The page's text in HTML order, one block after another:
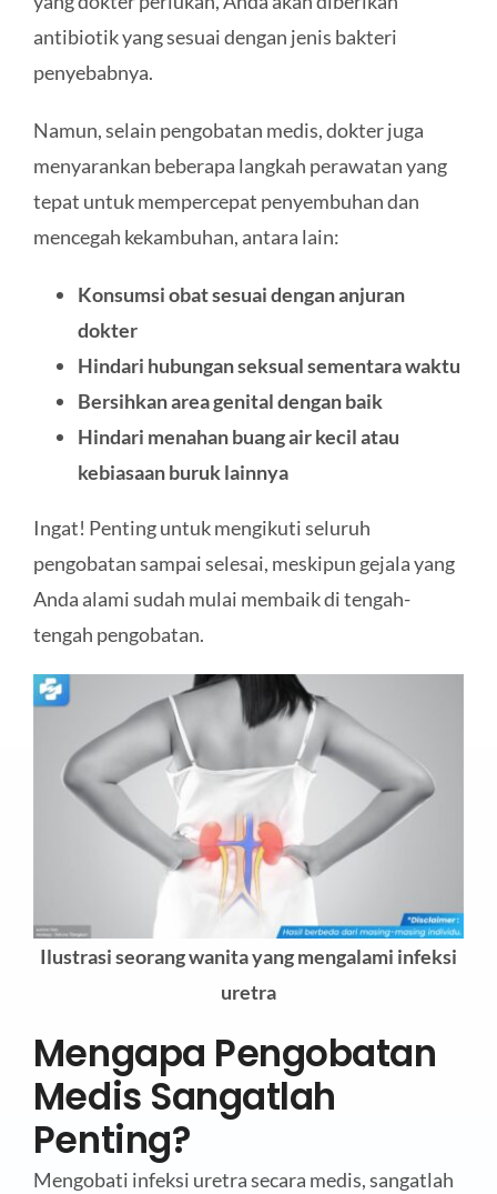
antibiotik yang sesuai dengan jenis bakteri
penyebabnya.
Namun, selain pengobatan medis, dokter juga
menyarankan beberapa langkah perawatan yang
tepat untuk mempercepat penyembuhan dan
mencegah kekambuhan, antara lain:
Konsumsi obat sesuai dengan anjuran
dokter
Hindari hubungan seksual sementara waktu
Bersihkan area genital dengan baik
Hindari menahan buang air kecil atau
kebiasaan buruk lainnya
Ingat! Penting untuk mengikuti seluruh
pengobatan sampai selesai, meskipun gejala yang
Anda alami sudah mulai membaik di tengah-
tengah pengobatan.
Ilustrasi seorang wanita yang mengalami infeksi
uretra
Mengapa Pengobatan
Medis Sangatlah
Penting?
Mengobati infeksi uretra secara medis, sangatlah